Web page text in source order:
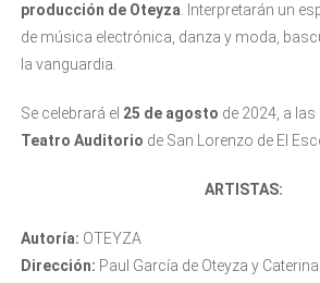
producción de Oteyza . Interpretarán un
de música electrónica, danza y moda,
la vanguardia.
Se celebrará el 25 de agosto de 2024, a las
Teatro Auditorio de San Lorenzo de El
ARTISTAS:
Autoría: OTEYZA
Dirección: Paul García de Oteyza y